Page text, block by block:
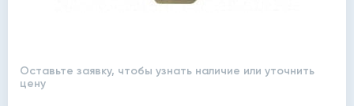
Оставьте заявку, чтобы узнать наличие или уточнить
цену